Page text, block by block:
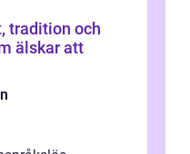
älskar att